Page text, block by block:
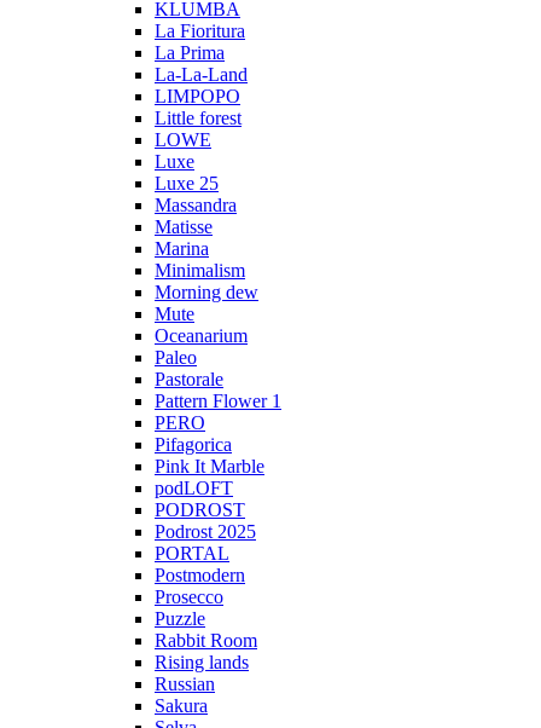
KLUMBA
La Fioritura
La Prima
La-La-Land
LIMPOPO
Little forest
LOWE
Luxe
Luxe 25
Massandra
Matisse
Marina
Minimalism
Morning dew
Mute
Oceanarium
Paleo
Pastorale
Pattern Flower 1
PERO
Pifagorica
Pink It Marble
podLOFT
PODROST
Podrost 2025
PORTAL
Postmodern
Prosecco
Puzzle
Rabbit Room
Rising lands
Russian
Sakura